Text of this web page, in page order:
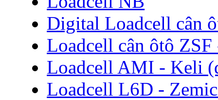
Digital Loadcell cân
Loadcell cân ôtô
Loadcell AMI - Keli
Loadcell L6D -